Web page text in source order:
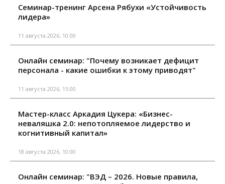
Семинар-тренинг Арсена Рябухи «Устойчивость
лидера»
11 августа 2026, 10:00
Онлайн семинар: "Почему возникает дефицит
персонала - какие ошибки к этому приводят"
11 августа 2026, 15:00
Мастер-класс Аркадия Цукера: «Бизнес-
неваляшка 2.0: непотопляемое лидерство и
когнитивный капитал»
18 августа 2026, 10:00
Онлайн семинар: "ВЭД – 2026. Новые правила,